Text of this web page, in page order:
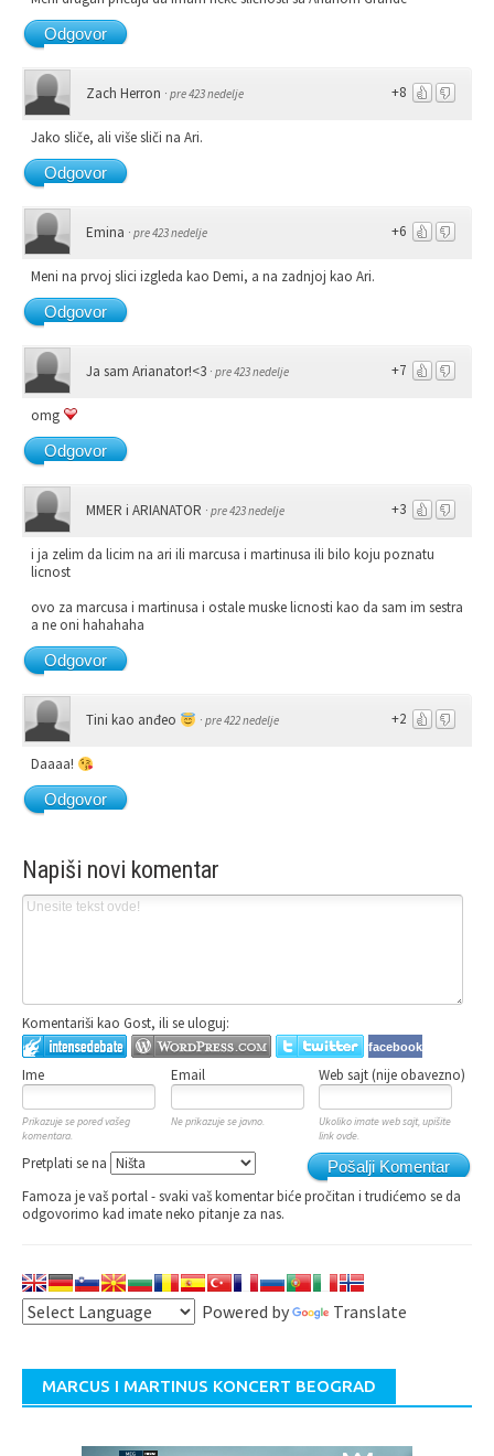
Odgovor
+8
Zach Herron · pre 423 nedelje
Jako sliče, ali više sliči na Ari.
Odgovor
+6
Emina · pre 423 nedelje
Meni na prvoj slici izgleda kao Demi, a na zadnjoj kao Ari.
Odgovor
+7
Ja sam Arianator!<3 · pre 423 nedelje
omg
Odgovor
+3
MMER i ARIANATOR · pre 423 nedelje
i ja zelim da licim na ari ili marcusa i martinusa ili bilo koju poznatu
licnost
ovo za marcusa i martinusa i ostale muske licnosti kao da sam im sestra
a ne oni hahahaha
Odgovor
+2
Tini kao anđeo · pre 422 nedelje
Daaaa!
Odgovor
Napiši novi komentar
Komentariši kao Gost, ili se uloguj:
facebook
Ime Email Web sajt (nije obavezno)
Prikazuje se pored vašeg
komentara.
Ne prikazuje se javno.
Ukoliko imate web sajt, upišite
link ovde.
Pošalji Komentar
Pretplati se na
Famoza je vaš portal - svaki vaš komentar biće pročitan i trudićemo se da
odgovorimo kad imate neko pitanje za nas.
Powered by Translate
MARCUS I MARTINUS KONCERT BEOGRAD